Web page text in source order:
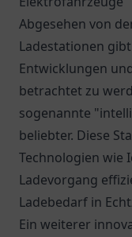
Abgesehen von
Ladestationen
Entwicklungen
betrachtet zu
sogenannte
beliebter. Diese
Technologien wie
Ladevorgang
Ladebedarf in
Ein weiterer